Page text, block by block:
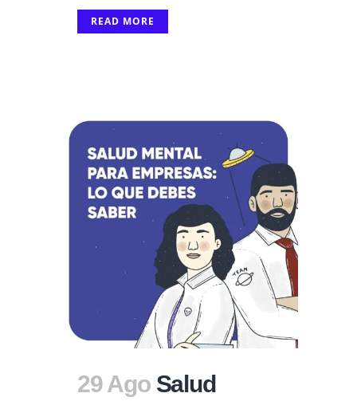
READ MORE
29 Ago Salud